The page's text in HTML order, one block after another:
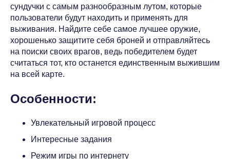
сундучки с самым разнообразным лутом, которые
пользователи будут находить и применять для
выживания. Найдите себе самое лучшее оружие,
хорошенько защитите себя броней и отправляйтесь
на поиски своих врагов, ведь победителем будет
считаться тот, кто останется единственным выжившим
на всей карте.
Особенности:
Увлекательный игровой процесс
Интересные задания
Режим игры по интернету